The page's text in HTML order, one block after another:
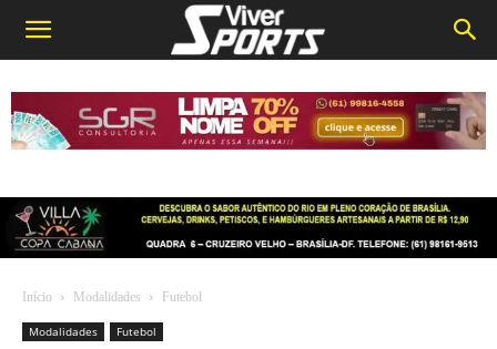
Início Modalidades Futebol
Modalidades Futebol